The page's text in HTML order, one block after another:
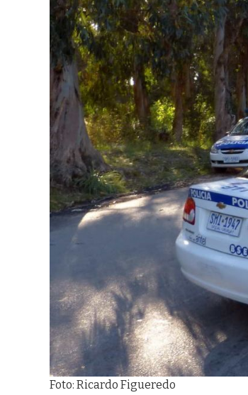
Foto: Ricardo Figueredo